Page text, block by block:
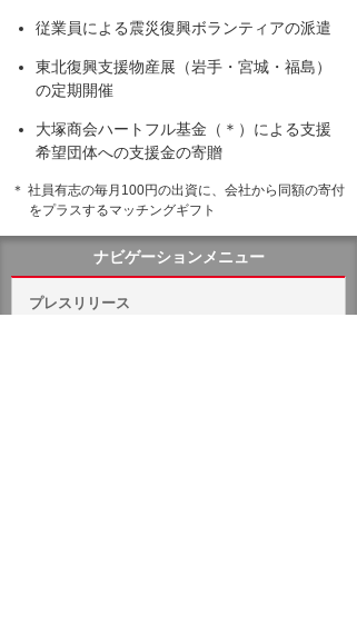
従業員による震災復興ボランティアの派遣
東北復興支援物産展（岩手・宮城・福島）
の定期開催
大塚商会ハートフル基金（＊）による支援
希望団体への支援金の寄贈
＊ 社員有志の毎月100円の出資に、会社から同額の寄付
をプラスするマッチングギフト
ナビゲーションメニュー
プレスリリース